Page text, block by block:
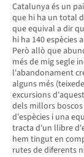
Catalunya és un
que hi ha un total
que equival a dir
hi ha 140 espècies
Però allò que
més de mig segle
l'abandonament
alguns més
excursions
dels millors
d'espècies i una
tracta d'un llibre
hem tingut en
rutes de diferents